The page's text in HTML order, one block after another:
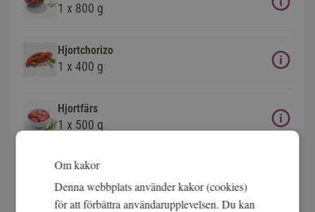
1 x 800 g
Hjortchorizo
1 x 400 g
Hjortfärs
1 x 500 g
OBS! Vikten på produkterna är ungefärliga och kan
variera något.
Om kakor
Denna webbplats använder kakor (cookies)
för att förbättra användarupplevelsen. Du kan